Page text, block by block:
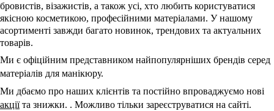
бровистів, візажистів, а також усі, хто любить користуватися
якісною косметикою, професійними матеріалами. У нашому
асортименті завжди багато новинок, трендових та актуальних
товарів.
Ми є офіційним представником найпопулярніших брендів серед
матеріалів для манікюру.
Ми дбаємо про наших клієнтів та постійно впроваджуємо нові
акціїта знижки. . Можливо тільки зареєструватися на сайті.